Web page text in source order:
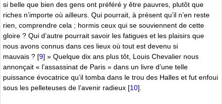
si belle que bien des gens ont préféré y être pauvres, plutôt que
riches n’importe où ailleurs. Qui pourrait, à présent qu’il n’en reste
rien, comprendre cela ; hormis ceux qui se souviennent de cette
gloire ? Qui d’autre pourrait savoir les fatigues et les plaisirs que
nous avons connus dans ces lieux où tout est devenu si
mauvais ? [9] » Quelque dix ans plus tôt, Louis Chevalier nous
annonçait « l’assassinat de Paris » dans un livre d’une telle
puissance évocatrice qu’il tomba dans le trou des Halles et fut enfoui
sous les pelleteuses de l’avenir radieux [10].